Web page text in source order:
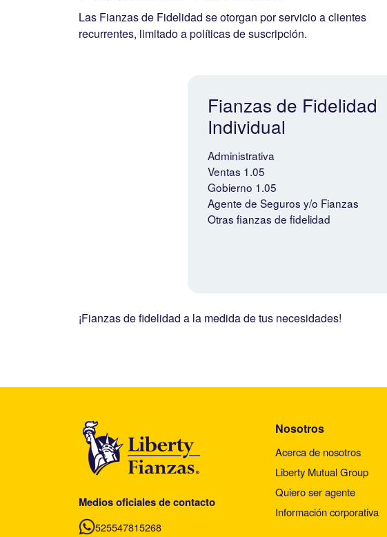
Las Fianzas de Fidelidad se otorgan por servicio a clientes
recurrentes, limitado a políticas de suscripción.
Fianzas de Fidelidad
Individual
Administrativa
Ventas 1.05
Gobierno 1.05
Agente de Seguros y/o Fianzas
Otras fianzas de fidelidad
¡Fianzas de fidelidad a la medida de tus necesidades!
Medios oficiales de contacto
525547815268
Nosotros
Acerca de nosotros
Liberty Mutual Group
Quiero ser agente
Información corporativa